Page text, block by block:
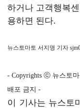
하거나 고객행복
용하면 된다.
뉴스토마토 서지명 기자
- Copyrights ⓒ 뉴스토마
배포 금지 -
이 기사는 뉴스토